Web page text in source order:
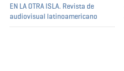
EN LA OTRA ISLA. Revista de
audiovisual latinoamericano